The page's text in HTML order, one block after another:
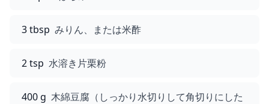
3 tbsp みりん、または米酢
2 tsp 水溶き片栗粉
400 g 木綿豆腐（しっかり水切りして角切りにした